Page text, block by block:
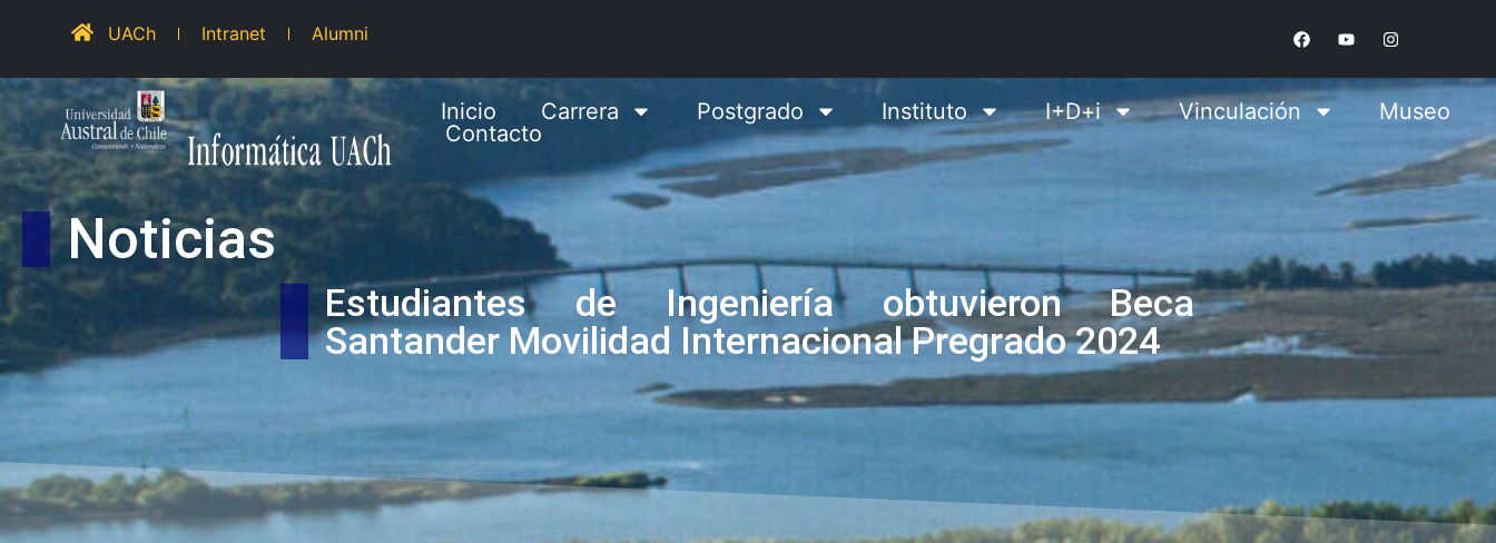
UACh Intranet Alumni
Inicio Carrera Postgrado Instituto I+D+i Vinculación
Museo
Contacto
Noticias
Estudiantes de Ingeniería obtuvieron Beca
Santander Movilidad Internacional Pregrado 2024